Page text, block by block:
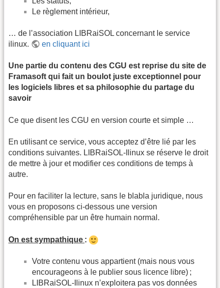
Le règlement intérieur,
… de l’association LIBRaiSOL concernant le service
ilinux.
en cliquant ici
Une partie du contenu des CGU est reprise du site de
Framasoft qui fait un boulot juste exceptionnel pour
les logiciels libres et sa philosophie du partage du
savoir
Ce que disent les CGU en version courte et simple …
En utilisant ce service, vous acceptez d’être lié par les
conditions suivantes. LIBRaiSOL-Ilinux se réserve le droit
de mettre à jour et modifier ces conditions de temps à
autre.
Pour en faciliter la lecture, sans le blabla juridique, nous
vous en proposons ci-dessous une version
compréhensible par un être humain normal.
On est sympathique :
Votre contenu vous appartient (mais nous vous
encourageons à le publier sous licence libre) ;
LIBRaiSOL-Ilinux n’exploitera pas vos données